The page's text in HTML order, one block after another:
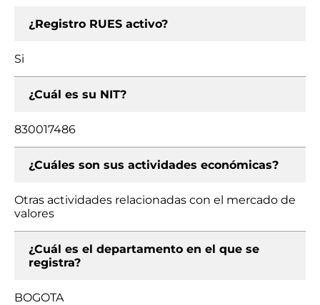
¿Registro RUES activo?
Si
¿Cuál es su NIT?
830017486
¿Cuáles son sus actividades económicas?
Otras actividades relacionadas con el mercado de
valores
¿Cuál es el departamento en el que se
registra?
BOGOTA